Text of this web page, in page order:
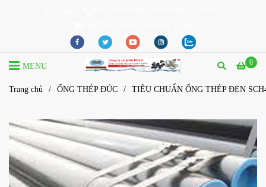
0
MENU
Trang chủ / ỐNG THÉP ĐÚC / TIÊU CHUẨN ỐNG THÉP ĐEN